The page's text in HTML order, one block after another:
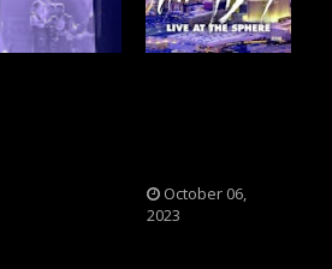
October 06,
2023